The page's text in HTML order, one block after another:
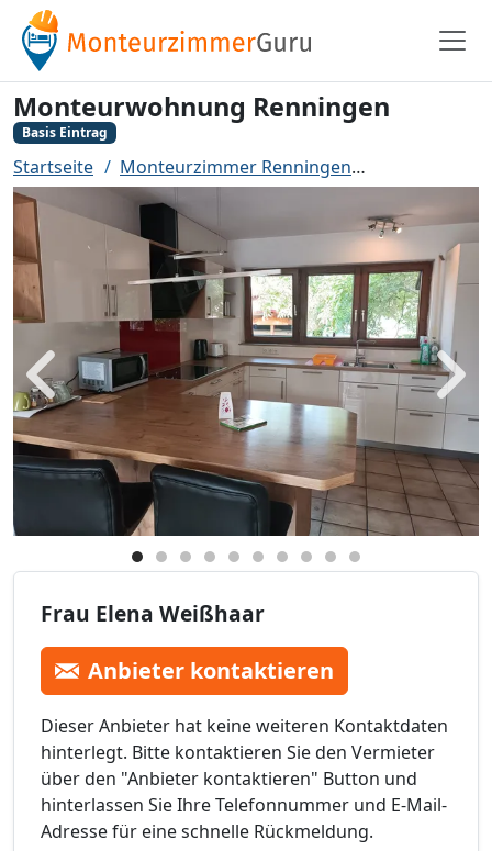
Monteurwohnung Renningen
Basis Eintrag
Startseite Monteurzimmer Renningen
Zurück
Frau Elena Weißhaar
Anbieter kontaktieren
Dieser Anbieter hat keine weiteren Kontaktdaten
hinterlegt. Bitte kontaktieren Sie den Vermieter
über den "Anbieter kontaktieren" Button und
hinterlassen Sie Ihre Telefonnummer und E-Mail-
Adresse für eine schnelle Rückmeldung.